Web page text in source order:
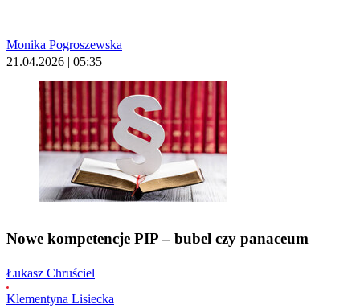
Monika Pogroszewska
21.04.2026 | 05:35
Nowe kompetencje PIP – bubel czy panaceum
Łukasz Chruściel
Klementyna Lisiecka